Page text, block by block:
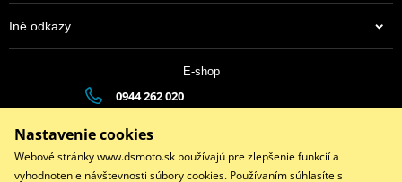
Iné odkazy
E-shop
0944 262 020
Po-Pia (8:00 - 17:00) | So (9:00 - 12:00)
Nastavenie cookies
Webové stránky www.dsmoto.sk používajú pre zlepšenie funkcií a
vyhodnotenie návštevnosti súbory cookies. Používaním súhlasíte s